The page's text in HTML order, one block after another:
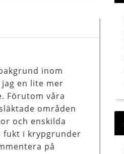
inom
en lite mer
Förutom våra
områden
och enskilda
fukt i krypgrunder
på